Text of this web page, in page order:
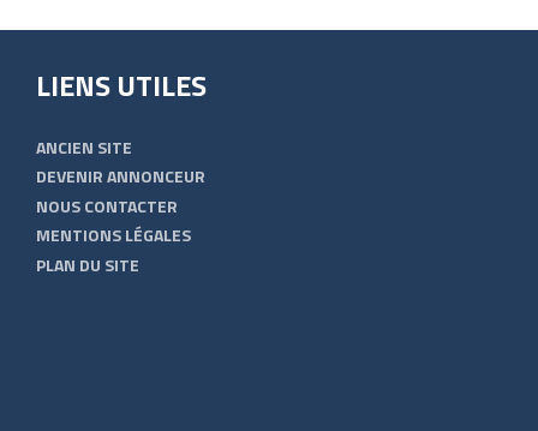
LIENS UTILES
ANCIEN SITE
DEVENIR ANNONCEUR
NOUS CONTACTER
MENTIONS LÉGALES
PLAN DU SITE